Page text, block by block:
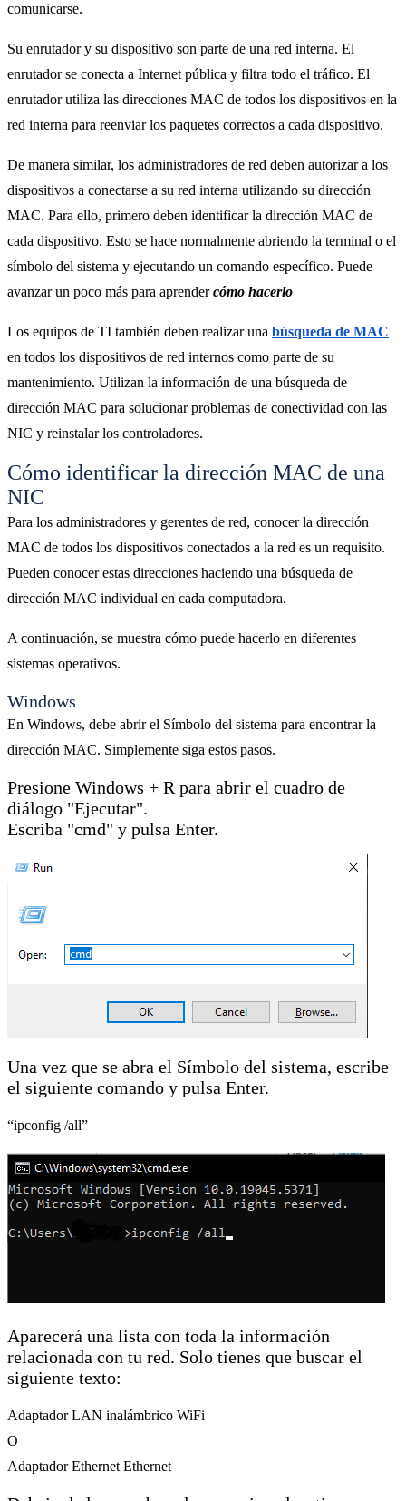
comunicarse.
Su enrutador y su dispositivo son parte de una red interna. El
enrutador se conecta a Internet pública y filtra todo el tráfico. El
enrutador utiliza las direcciones MAC de todos los dispositivos en la
red interna para reenviar los paquetes correctos a cada dispositivo.
De manera similar, los administradores de red deben autorizar a los
dispositivos a conectarse a su red interna utilizando su dirección
MAC. Para ello, primero deben identificar la dirección MAC de
cada dispositivo. Esto se hace normalmente abriendo la terminal o el
símbolo del sistema y ejecutando un comando específico. Puede
avanzar un poco más para aprendercómo hacerlo
Los equipos de TI también deben realizar una búsqueda de MAC
en todos los dispositivos de red internos como parte de su
mantenimiento. Utilizan la información de una búsqueda de
dirección MAC para solucionar problemas de conectividad con las
NIC y reinstalar los controladores.
Cómo identificar la dirección MAC de una
NIC
Para los administradores y gerentes de red, conocer la dirección
MAC de todos los dispositivos conectados a la red es un requisito.
Pueden conocer estas direcciones haciendo una búsqueda de
dirección MAC individual en cada computadora.
A continuación, se muestra cómo puede hacerlo en diferentes
sistemas operativos.
Windows
En Windows, debe abrir el Símbolo del sistema para encontrar la
dirección MAC. Simplemente siga estos pasos.
Presione Windows + R para abrir el cuadro de
diálogo "Ejecutar".
Escriba "cmd" y pulsa Enter.
Una vez que se abra el Símbolo del sistema, escribe
el siguiente comando y pulsa Enter.
“ipconfig /all”
Aparecerá una lista con toda la información
relacionada con tu red. Solo tienes que buscar el
siguiente texto:
Adaptador LAN inalámbrico WiFi
O
Adaptador Ethernet Ethernet